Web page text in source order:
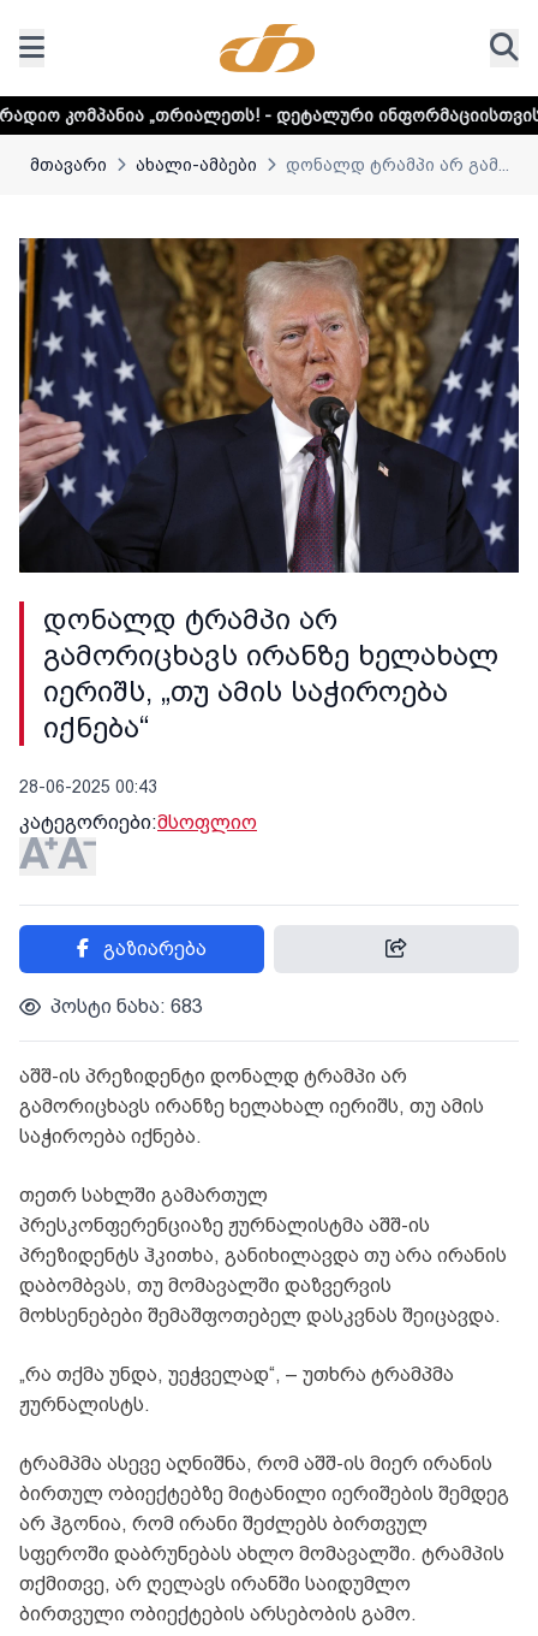
- დეტალური ინფორმაციისთვის დააკლიკეთ
მთავარი ახალი-ამბები დონალდ ტრამპი არ გამ...
დონალდ ტრამპი არ
გამორიცხავს ირანზე ხელახალ
იერიშს, „თუ ამის საჭიროება
იქნება“
28-06-2025 00:43
კატეგორიები:მსოფლიო
გაზიარება
პოსტი ნახა: 683
აშშ-ის პრეზიდენტი დონალდ ტრამპი არ
გამორიცხავს ირანზე ხელახალ იერიშს, თუ ამის
საჭიროება იქნება.
თეთრ სახლში გამართულ
პრესკონფერენციაზე ჟურნალისტმა აშშ-ის
პრეზიდენტს ჰკითხა, განიხილავდა თუ არა ირანის
დაბომბვას, თუ მომავალში დაზვერვის
მოხსენებები შემაშფოთებელ დასკვნას შეიცავდა.
„რა თქმა უნდა, უეჭველად“, – უთხრა ტრამპმა
ჟურნალისტს.
ტრამპმა ასევე აღნიშნა, რომ აშშ-ის მიერ ირანის
ბირთულ ობიექტებზე მიტანილი იერიშების შემდეგ
არ ჰგონია, რომ ირანი შეძლებს ბირთვულ
სფეროში დაბრუნებას ახლო მომავალში. ტრამპის
თქმითვე, არ ღელავს ირანში საიდუმლო
ბირთვული ობიექტების არსებობის გამო.